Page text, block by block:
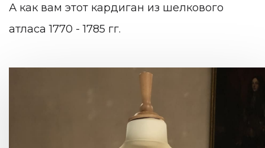
А как вам этот кардиган из шелкового
атласа 1770 - 1785 гг.